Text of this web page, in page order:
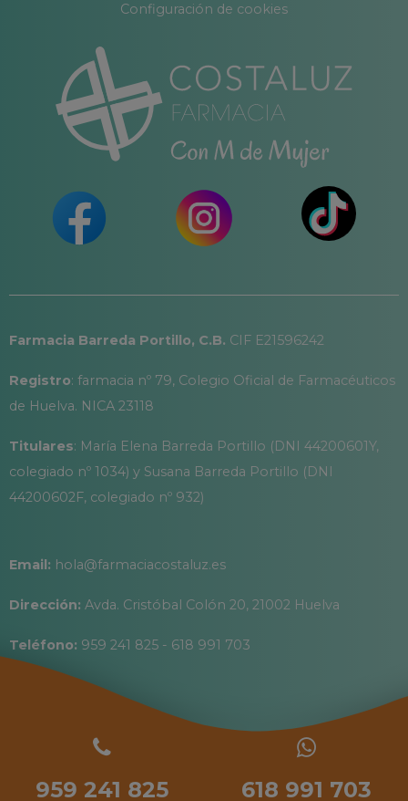
Configuración de cookies
Farmacia Barreda Portillo, C.B. CIF E21596242
Registro: farmacia nº 79, Colegio Oficial de Farmacéuticos
de Huelva. NICA 23118
Titulares: María Elena Barreda Portillo (DNI 44200601Y,
colegiado nº 1034) y Susana Barreda Portillo (DNI
44200602F, colegiado nº 932)
Email: hola@farmaciacostaluz.es
Dirección: Avda. Cristóbal Colón 20, 21002 Huelva
Teléfono: 959 241 825 - 618 991 703
959 241 825 618 991 703